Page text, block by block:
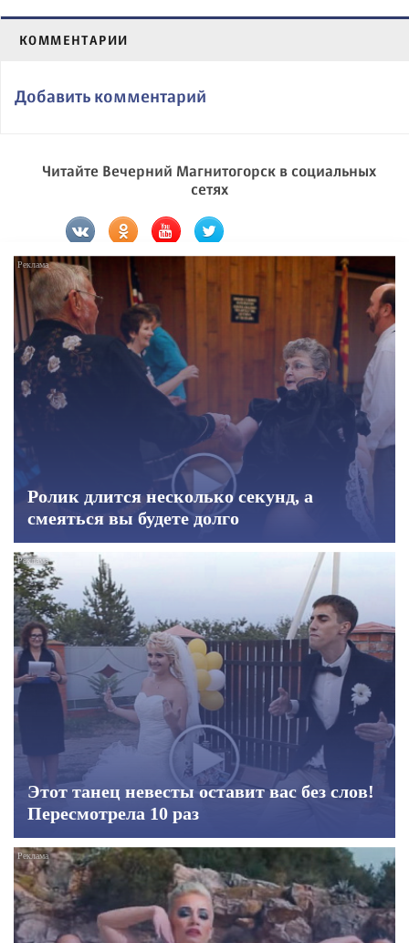
КОММЕНТАРИИ
Добавить комментарий
Читайте Вечерний Магнитогорск в социальных
сетях
Ролик длится несколько секунд, а
смеяться вы будете долго
Этот танец невесты оставит вас без слов!
Пересмотрела 10 раз